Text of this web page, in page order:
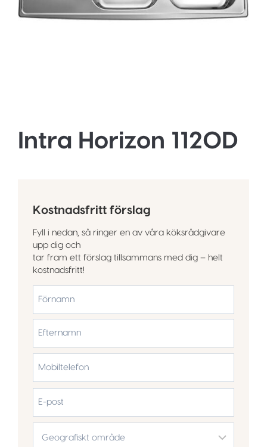
Intra Horizon 1120D
Kostnadsfritt förslag
Fyll i nedan, så ringer en av våra köksrådgivare
upp dig och
tar fram ett förslag tillsammans med dig – helt
kostnadsfritt!
Efternamn
post
område